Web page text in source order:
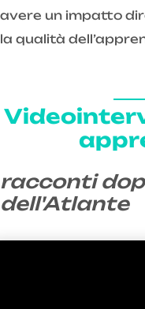
avere un impatto
la qualità
racconti
dell'Atlante